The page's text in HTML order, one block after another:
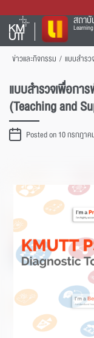
สถาบั
ข่าวและกิจกรรม /
แบบสำรวจเพื่อกา
(Teaching and
Posted on 10 กรกฎาค